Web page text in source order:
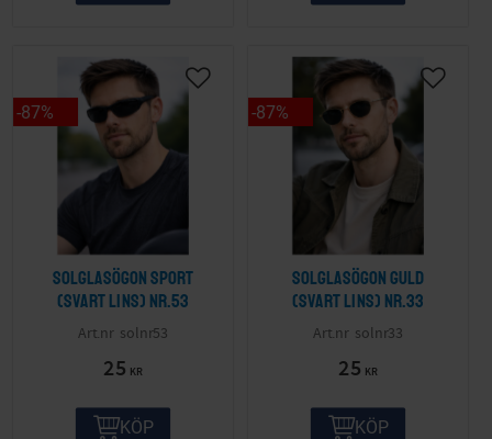
Solglasögon sport
(svart lins) nr.53
solnr53
25 KR
87%
KÖP
Solglasögon guld
(svart lins) nr.33
solnr33
25 KR
87%
KÖP